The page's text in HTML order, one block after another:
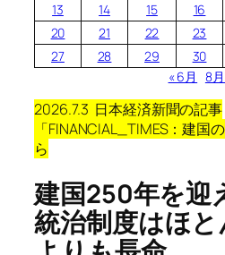
13
14 15 16
20
21 22 23
27
28 29 30
« 6月
8
2026.7.3 日本経済新聞の記事
「FINANCIAL_TIMES：建国
ら
建国250年を迎
統治制度はほ